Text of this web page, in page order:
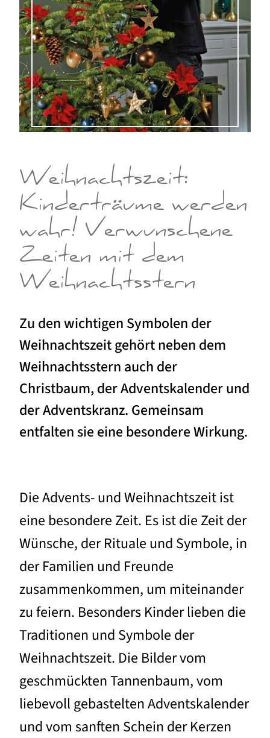
Weihnachtszeit:
Kinderträume werden
wahr! Verwunschene
Zeiten mit dem
Weihnachtsstern
Zu den wichtigen Symbolen der
Weihnachtszeit gehört neben dem
Weihnachtsstern auch der
Christbaum, der Adventskalender und
der Adventskranz. Gemeinsam
entfalten sie eine besondere Wirkung.
Die Advents- und Weihnachtszeit ist
eine besondere Zeit. Es ist die Zeit der
Wünsche, der Rituale und Symbole, in
der Familien und Freunde
zusammenkommen, um miteinander
zu feiern. Besonders Kinder lieben die
Traditionen und Symbole der
Weihnachtszeit. Die Bilder vom
geschmückten Tannenbaum, vom
liebevoll gebastelten Adventskalender
und vom sanften Schein der Kerzen